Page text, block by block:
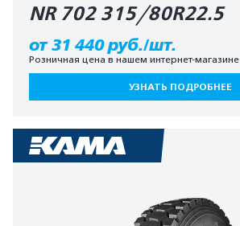
NR 702 315/80R22.5
от 31 440 руб./шт.
Розничная цена в нашем интернет-магазине
УЗНАТЬ ПОДРОБНЕЕ